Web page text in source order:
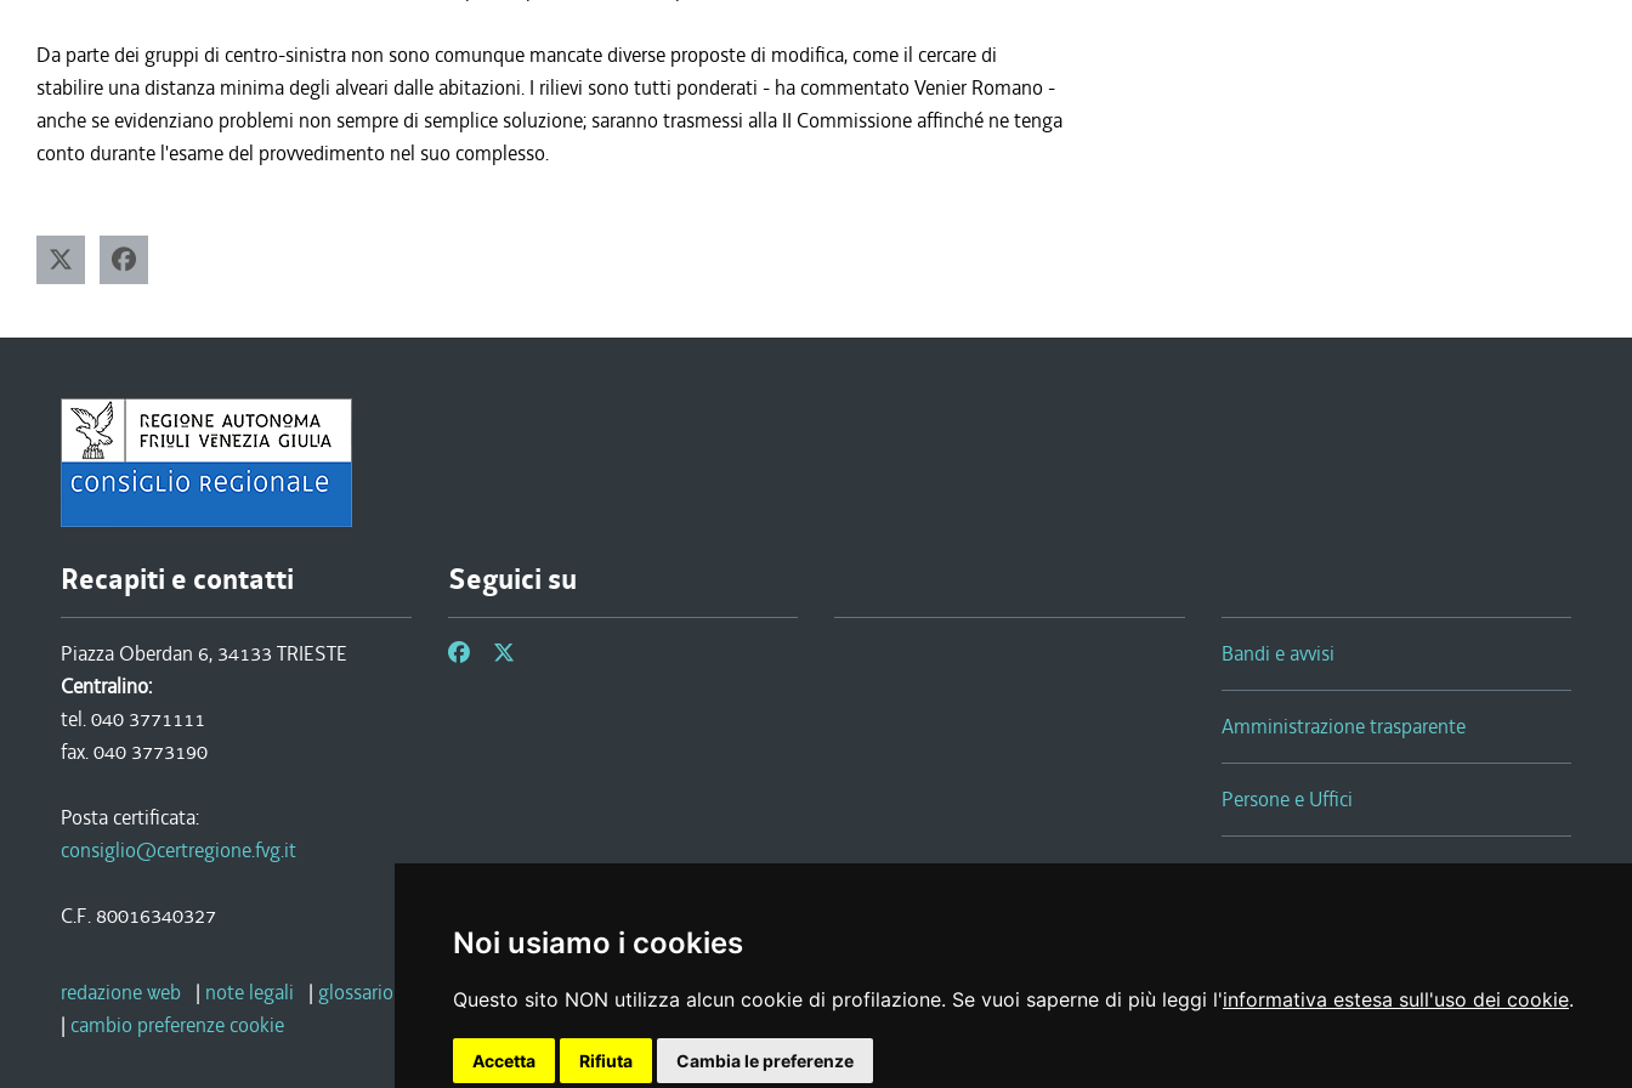
Noi usiamo i cookies
Questo sito NON utilizza alcun cookie di profilazione. Se vuoi saperne di più leggi l'informativa estesa sull'uso dei cookie.
Accetta Rifiuta Cambia le preferenze
Da parte dei gruppi di centro-sinistra non sono comunque mancate diverse proposte di modifica, come il cercare di
stabilire una distanza minima degli alveari dalle abitazioni. I rilievi sono tutti ponderati - ha commentato Venier Romano -
anche se evidenziano problemi non sempre di semplice soluzione; saranno trasmessi alla II Commissione affinché ne tenga
conto durante l'esame del provvedimento nel suo complesso.
Recapiti e contatti
Piazza Oberdan 6, 34133 TRIESTE
Centralino:
tel. 040 3771111
fax. 040 3773190
Posta certificata:
consiglio@certregione.fvg.it
C.F. 80016340327
Seguici su
Bandi e avvisi
Amministrazione trasparente
Persone e Uffici
Sala Tiziano Tessitori
redazione web | note legali | glossario privacy |social media policy | dichiarazione di accessibilità | feedback
| cambio preferenze cookie
Realizzato da